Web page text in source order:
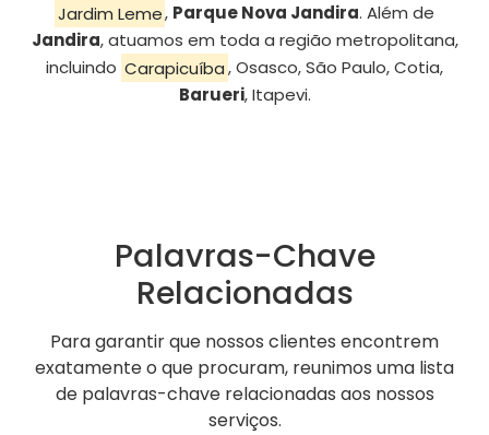
Jardim Leme, Parque Nova Jandira. Além de
Jandira, atuamos em toda a região metropolitana,
incluindo Carapicuíba, Osasco, São Paulo, Cotia,
Barueri, Itapevi.
Palavras-Chave
Relacionadas
Para garantir que nossos clientes encontrem
exatamente o que procuram, reunimos uma lista
de palavras-chave relacionadas aos nossos
serviços.